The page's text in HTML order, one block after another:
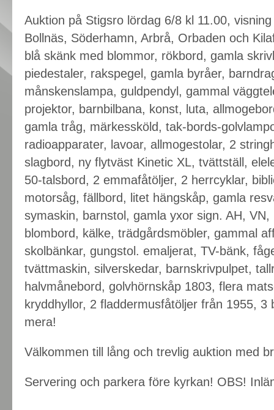
Auktion på Stigsro lördag 6/8 kl 11.00,
Bollnäs, Söderhamn, Arbrå, Orbaden och
blå skänk med blommor, rökbord, gamla
piedestaler, rakspegel, gamla byråer,
månskenslampa, guldpendyl, gammal
projektor, barnbilbana, konst, luta,
gamla tråg, märkessköld, tak-bords-
radioapparater, lavoar, allmogestolar, 2
slagbord, ny flytväst Kinetic XL, tvättställ,
50-talsbord, 2 emmafåtöljer, 2 herrcyklar,
motorsåg, fällbord, litet hängskåp, gamla
symaskin, barnstol, gamla yxor sign. AH,
blombord, kälke, trädgårdsmöbler, gammal
skolbänkar, gungstol. emaljerat, TV-bänk,
tvättmaskin, silverskedar, barnskrivpulpet,
halvmånebord, golvhörnskåp 1803, flera
kryddhyllor, 2 fladdermusfåtöljer från 1955, 3
mera!
Välkommen till lång och trevlig auktion med
Servering och parkera före kyrkan! OBS!